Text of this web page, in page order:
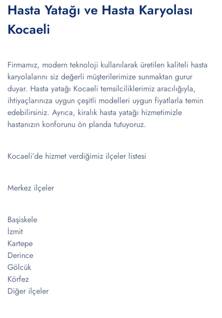
Hasta Yatağı ve Hasta Karyolası
Kocaeli
Firmamız, modern teknoloji kullanılarak üretilen kaliteli hasta
karyolalarını siz değerli müşterilerimize sunmaktan gurur
duyar. Hasta yatağı Kocaeli temsilciliklerimiz aracılığıyla,
ihtiyaçlarınıza uygun çeşitli modelleri uygun fiyatlarla temin
edebilirsiniz. Ayrıca, kiralık hasta yatağı hizmetimizle
hastanızın konforunu ön planda tutuyoruz.
Kocaeli’de hizmet verdiğimiz ilçeler listesi
Merkez ilçeler
Başiskele
İzmit
Kartepe
Derince
Gölcük
Körfez
Diğer ilçeler